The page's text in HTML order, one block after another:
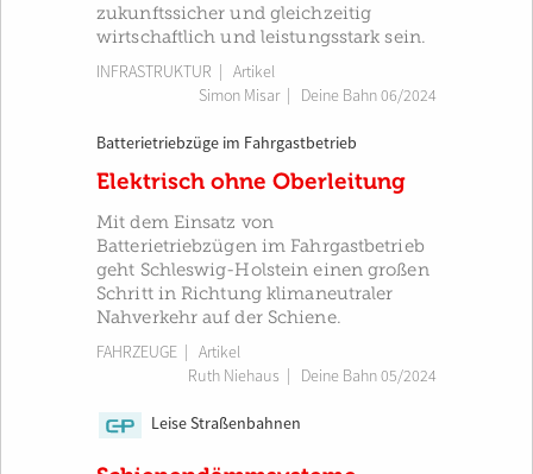
zukunftssicher und gleichzeitig
wirtschaftlich und leistungsstark sein.
INFRASTRUKTUR | Artikel
Simon Misar| Deine Bahn 06/2024
Batterietriebzüge im Fahrgastbetrieb
Elektrisch ohne Oberleitung
Mit dem Einsatz von
Batterietriebzügen im Fahrgastbetrieb
geht Schleswig-Holstein einen großen
Schritt in Richtung klimaneutraler
Nahverkehr auf der Schiene.
FAHRZEUGE | Artikel
Ruth Niehaus
Deine Bahn 05/2024
CP Leise Straßenbahnen